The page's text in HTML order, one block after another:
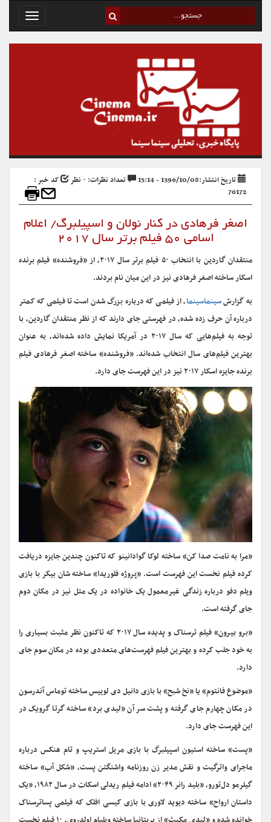
Toggle
تاریخ انتشار:1396/10/08 - 15:14 تعداد نظرات: ۰ نظر
کد خبر :
76172
اصغر فرهادی در کنار نولان و اسپیلبرگ/ اعلام
اسامی ۵۰ فیلم برتر سال ۲۰۱۷
منتقدان گاردین با انتخاب ۵۰ فیلم برتر سال ۲۰۱۷، از «فروشنده» فیلم برنده
اسکار ساخته اصغر فرهادی نیز در این میان نام بردند.
به گزارشسینماسینما، از فیلمی که درباره بزرگ شدن است تا فیلمی که کمتر
درباره آن حرف زده شده، در فهرستی جای دارند که از نظر منتقدان گاردین، با
توجه به فیلم‌هایی که سال ۲۰۱۷ در آمریکا نمایش داده شده‌اند، به عنوان
بهترین فیلم‌های سال انتخاب شده‌اند. «فروشنده» ساخته اصغر فرهادی فیلم
برنده جایزه اسکار ۲۰۱۷ نیز در این فهرست جای دارد.
«مرا به نامت صدا کن» ساخته لوکا گوادانینو که تاکنون چندین جایزه دریافت
کرده فیلم نخست این فهرست است. «پروژه فلوریدا» ساخته شان بیکر با بازی
ویلم دفو درباره زندگی غیرمعمول یک خانواده در یک متل نیز در مکان دوم
جای گرفته است.
«برو بیرون» فیلم ترسناک و پدیده سال ۲۰۱۷ که تاکنون نظر مثبت بسیاری را
به خود جلب کرده و بهترین فیلم فهرست‌های متعددی بوده در مکان سوم جای
دارد.
«موضوع فانتوم» یا «نخ شبح» با بازی دانیل دی لوییس ساخته توماس آندرسون
در مکان چهارم جای گرفته و پشت سر آن «لیدی برد» ساخته گرتا گرویک در
این فهرست جای دارد.
«پست» ساخته استیون اسپیلبرگ با بازی مریل استریپ و تام هنکس درباره
ماجرای واترگیت و نقش مدیر زن روزنامه واشنگتن پست، «شکل آب» ساخته
گیلرمو دل‌تورو، «بلید رانر ۲۰۴۹» ادامه فیلم ریدلی اسکات در سال ۱۹۸۲، «یک
داستان ارواح» ساخته دیوید لاوری با بازی کیسی افلک که فیلمی پساترسناک